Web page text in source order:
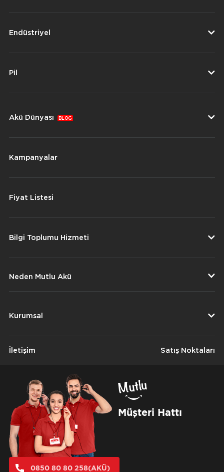
Endüstriyel
Pil
Akü Dünyası BLOG
Kampanyalar
Fiyat Listesi
Bilgi Toplumu Hizmeti
Neden Mutlu Akü
Kurumsal
İletişim Satış Noktaları
Müşteri Hattı
0850 80 80 258(AKÜ)